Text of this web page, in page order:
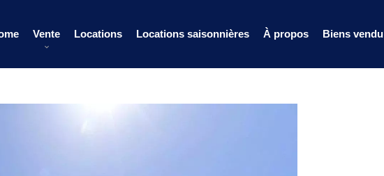
Vente Locations Locations saisonnières À propos Biens vendu